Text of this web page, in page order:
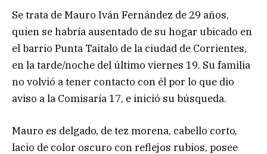
Se trata de Mauro Iván Fernández de 29 años,
quien se habría ausentado de su hogar ubicado en
el barrio Punta Taitalo de la ciudad de Corrientes,
en la tarde/noche del último viernes 19. Su familia
no volvió a tener contacto con él por lo que dio
aviso a la Comisaría 17, e inició su búsqueda.
Mauro es delgado, de tez morena, cabello corto,
lacio de color oscuro con reflejos rubios, posee